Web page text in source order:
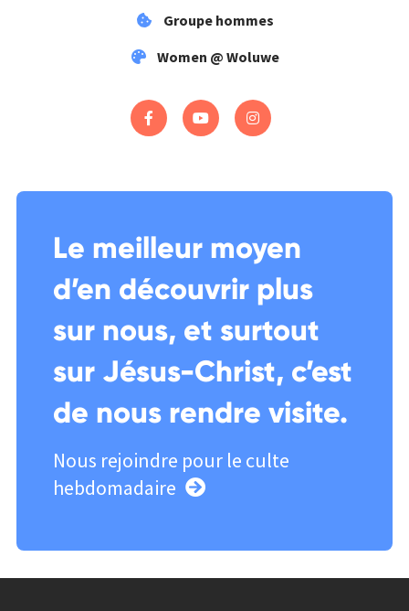
Groupe hommes
Women @ Woluwe
Le meilleur moyen
d’en découvrir plus
sur nous, et surtout
sur Jésus-Christ, c’est
de nous rendre visite.
Nous rejoindre pour le culte
hebdomadaire